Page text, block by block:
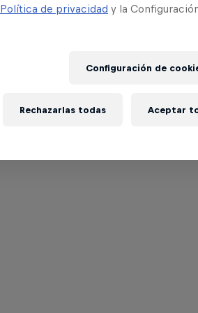
Política de privacidad y la
Configuración de
Rechazarlas todas Aceptar